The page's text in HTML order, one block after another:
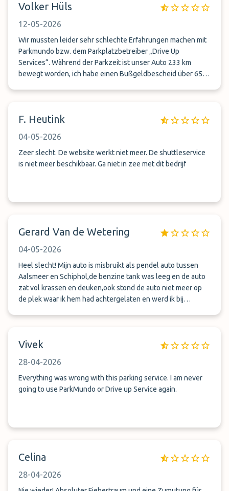
Volker Hüls
12-05-2026
Wir mussten leider sehr schlechte Erfahrungen machen mit
Parkmundo bzw. dem Parkplatzbetreiber „Drive Up
Services“. Während der Parkzeit ist unser Auto 233 km
bewegt worden, ich habe einen Bußgeldbescheid über 65
worden. Den Schlüssel gab es bei einem „Nachfolger“. Wir
auch andere, die beschädigte Autos zurückerhalten haben.
Parkmundo ist nur der Vermittler und verweist auf den
Parkplatzbetreiber, der hat sich in meinem Fall ins Ausland
F. Heutink
04-05-2026
Zeer slecht. De website werkt niet meer. De shuttleservice
is niet meer beschikbaar. Ga niet in zee met dit bedrijf
Gerard Van de Wetering
04-05-2026
Heel slecht! Mijn auto is misbruikt als pendel auto tussen
Aalsmeer en Schiphol,de benzine tank was leeg en de auto
zat vol krassen en deuken,ook stond de auto niet meer op
de plek waar ik hem had achtergelaten en werd ik bij
Vivek
28-04-2026
Everything was wrong with this parking service. I am never
going to use ParkMundo or Drive up Service again.
Celina
28-04-2026